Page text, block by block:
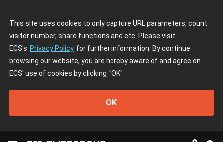
This site uses cookies to only capture URL parameters, count
visitor number, share functions and etc. Please visit
ECS's Privacy Policy for further information. By continue
browsing our website, you are hereby aware of and agree on
ECS' use of cookies by clicking "OK"
OK